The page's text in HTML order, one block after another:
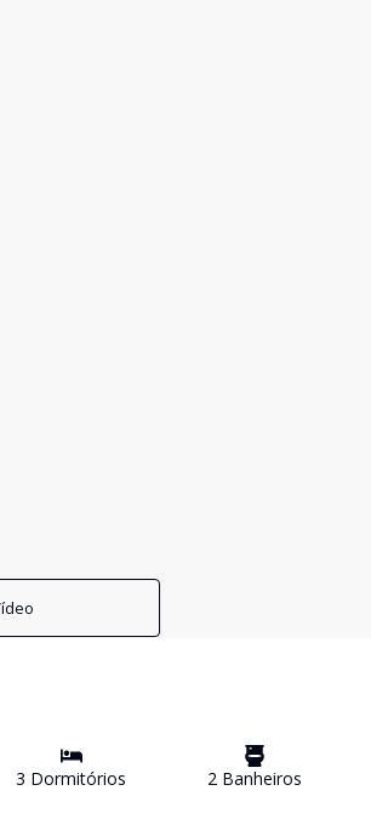
3 Dormitórios 2 Banheiros